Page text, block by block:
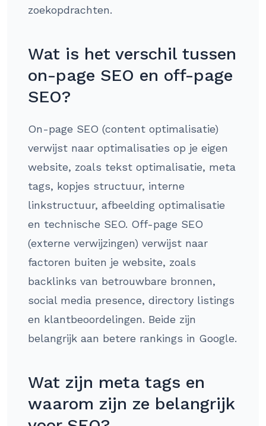
zoekopdrachten.
Wat is het verschil tussen
on-page SEO en off-page
SEO?
On-page SEO (content optimalisatie)
verwijst naar optimalisaties op je eigen
website, zoals tekst optimalisatie, meta
tags, kopjes structuur, interne
linkstructuur, afbeelding optimalisatie
en technische SEO. Off-page SEO
(externe verwijzingen) verwijst naar
factoren buiten je website, zoals
backlinks van betrouwbare bronnen,
social media presence, directory listings
en klantbeoordelingen. Beide zijn
belangrijk aan betere rankings in Google.
Wat zijn meta tags en
waarom zijn ze belangrijk